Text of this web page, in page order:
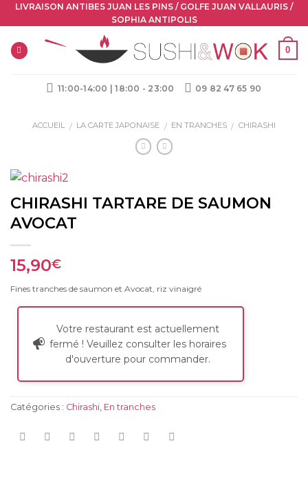
Skip
to
content
LIVRAISON ANTIBES JUAN LES PINS / GOLFE JUAN VALLAURIS /
SOPHIA ANTIPOLIS
0
11:00-14:00 | 18:00 - 23:00 09 82 47 65 90
ACCUEIL / LA CARTE JAPONAISE / EN TRANCHES / CHIRASHI
CHIRASHI TARTARE DE SAUMON
AVOCAT
15,90€
Fines tranches de saumon et Avocat, riz vinaigré
Votre restaurant est actuellement
fermé ! Veuillez consulter les horaires
d'ouverture pour commander.
Catégories : Chirashi En tranches